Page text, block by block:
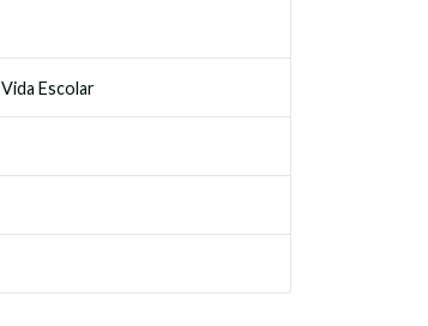
Vida Escolar